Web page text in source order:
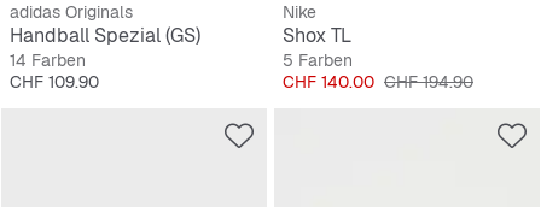
adidas Originals
Handball Spezial (GS)
14 Farben
Preis
CHF 109.90
Nike
Shox TL
5 Farben
Preis
CHF 140.00 Originalpreis
CHF 194.90